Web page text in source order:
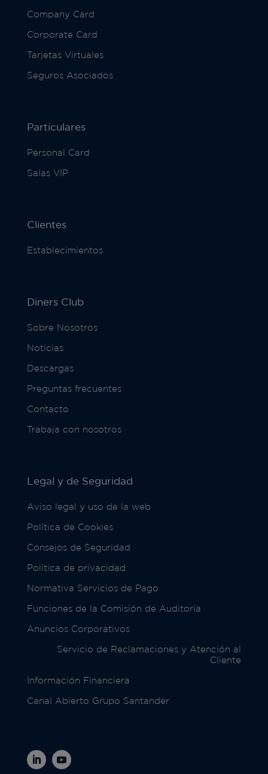
Company Card
Corporate Card
Tarjetas Virtuales
Seguros Asociados
Particulares
Personal Card
Salas VIP
Clientes
Establecimientos
Diners Club
Sobre Nosotros
Noticias
Descargas
Preguntas frecuentes
Contacto
Trabaja con nosotros
Legal y de Seguridad
Aviso legal y uso de la web
Política de Cookies
Consejos de Seguridad
Política de privacidad
Normativa Servicios de Pago
Funciones de la Comisión de Auditoría
Anuncios Corporativos
Servicio de Reclamaciones y Atención al
Cliente
Información Financiera
Canal Abierto Grupo Santander